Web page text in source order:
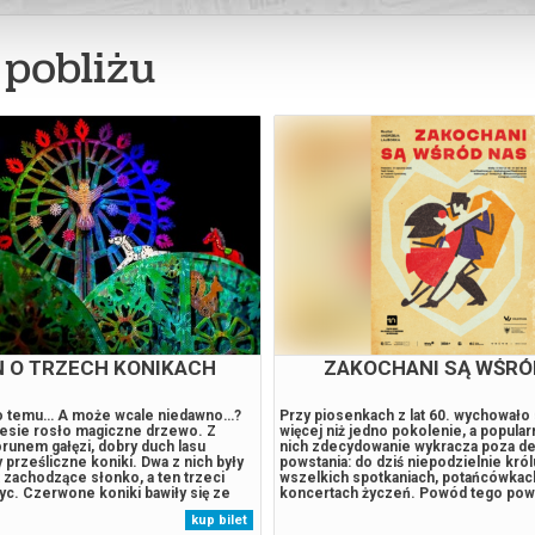
DLA DZIECI: PUCIO
kin! Tym razem obok rodziny Pucia
wystąpią pies Funio, kot Mimi
zwierzaków. Przygotujcie się na
wakacyjnych przygód i
U Pucia jak zwykle dużo się
wakacje u dziadków na wsi i sadzi
drzewo, a podczas spaceru w
Misią na misję ratunkową, bykup bilet
I DLATEGO NIE MASZ
Hindi Brooks PO CO SĄ MATKI?
Woźniak Reżyseria: Anna
i kostiumy: Lidia Stachowska Obsada:
Małgorzata Łodej-Stachowiak Krótka
nie rozmawiać z własną matką/córką*
między matką a córką to
oczekiwań i wymagań, presji i
pozostawianych bez odpowiedzi,